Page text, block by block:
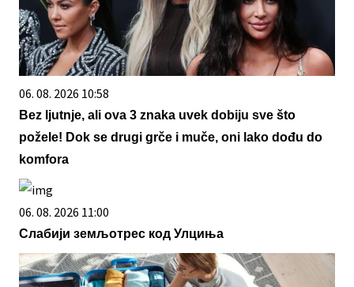
06. 08. 2026 10:58
Bez ljutnje, ali ova 3 znaka uvek dobiju sve što
požele! Dok se drugi grče i muče, oni lako dođu do
komfora
06. 08. 2026 11:00
Слабији земљотрес код Улциња